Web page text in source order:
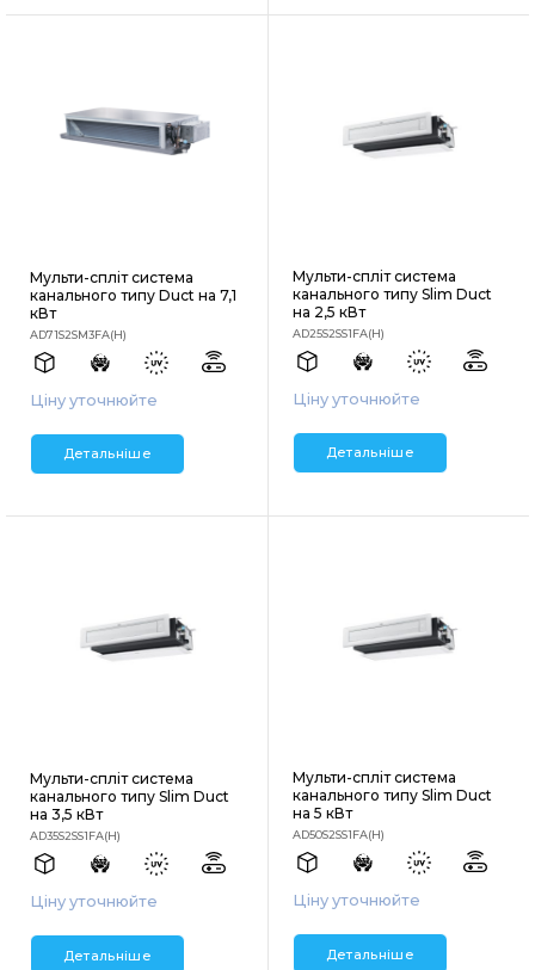
Мульти-спліт система
канального типу Duct на 7,1
кВт
AD71S2SM3FA(H)
Ціну уточнюйте
Детальніше
Мульти-спліт система
канального типу Slim Duct
на 2,5 кВт
AD25S2SS1FA(H)
Ціну уточнюйте
Детальніше
Мульти-спліт система
канального типу Slim Duct
на 3,5 кВт
AD35S2SS1FA(H)
Ціну уточнюйте
Детальніше
Мульти-спліт система
канального типу Slim Duct
на 5 кВт
AD50S2SS1FA(H)
Ціну уточнюйте
Детальніше